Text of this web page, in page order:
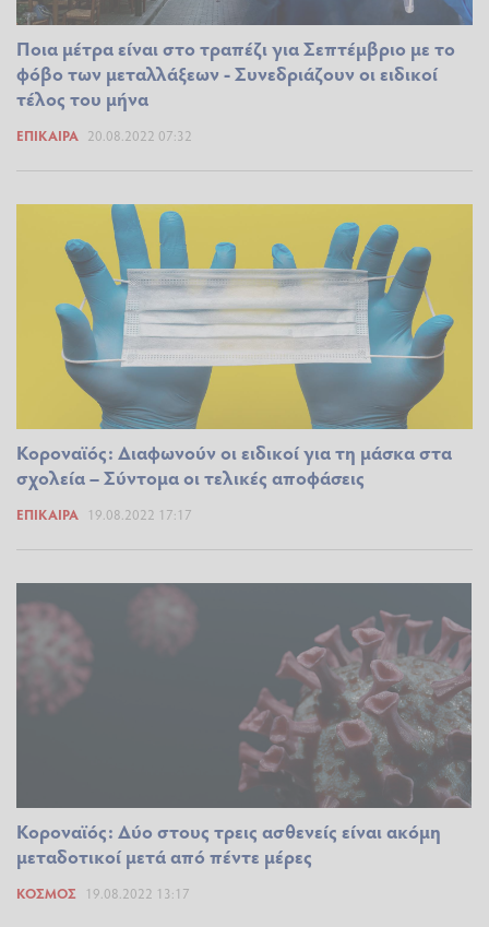
Ποια μέτρα είναι στο τραπέζι για Σεπτέμβριο με το
φόβο των μεταλλάξεων - Συνεδριάζουν οι ειδικοί
τέλος του μήνα
ΕΠΊΚΑΙΡΑ 20.08.2022 07:32
Κοροναϊός: Διαφωνούν οι ειδικοί για τη μάσκα στα
σχολεία – Σύντομα οι τελικές αποφάσεις
ΕΠΊΚΑΙΡΑ 19.08.2022 17:17
Κοροναϊός: Δύο στους τρεις ασθενείς είναι ακόμη
μεταδοτικοί μετά από πέντε μέρες
ΚΌΣΜΟΣ 19.08.2022 13:17